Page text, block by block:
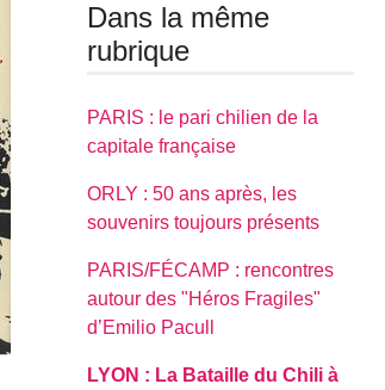
Dans la même
rubrique
PARIS : le pari chilien de la
capitale française
ORLY : 50 ans après, les
souvenirs toujours présents
PARIS/FÉCAMP : rencontres
autour des "Héros Fragiles"
d’Emilio Pacull
LYON : La Bataille du Chili à